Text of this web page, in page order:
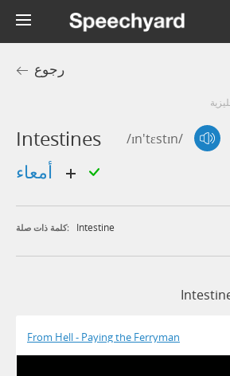
رجوع
Intestines /ɪn'tɛstɪn/
كلمة ذات صلة: Intestine
From Hell - Paying the Ferryman